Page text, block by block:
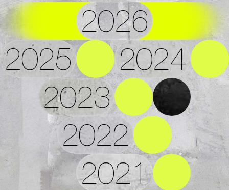
2026
2025
2024
2023
2022
2021